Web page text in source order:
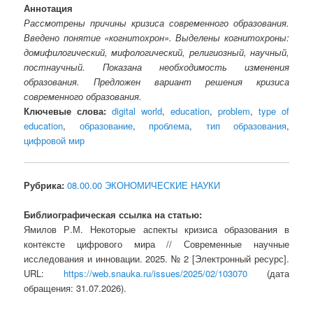
Аннотация
Рассмотрены причины кризиса современного образования.
Введено понятие «когнитохрон». Выделены когнитохроны:
домифилогический, мифологический, религиозный, научный,
постнаучный. Показана необходимость изменения
образования. Предложен вариант решения кризиса
современного образования.
Ключевые слова: digital world,education,problem,type of
education, образование, проблема, тип образования,
цифровой мир
Рубрика: 08.00.00 ЭКОНОМИЧЕСКИЕ НАУКИ
Библиографическая ссылка на статью:
Ямилов Р.М. Некоторые аспекты кризиса образования в
контексте цифрового мира // Современные научные
исследования и инновации. 2025. № 2 [Электронный ресурс].
URL: https://web.snauka.ru/issues/2025/02/103070 (дата
обращения: 31.07.2026).